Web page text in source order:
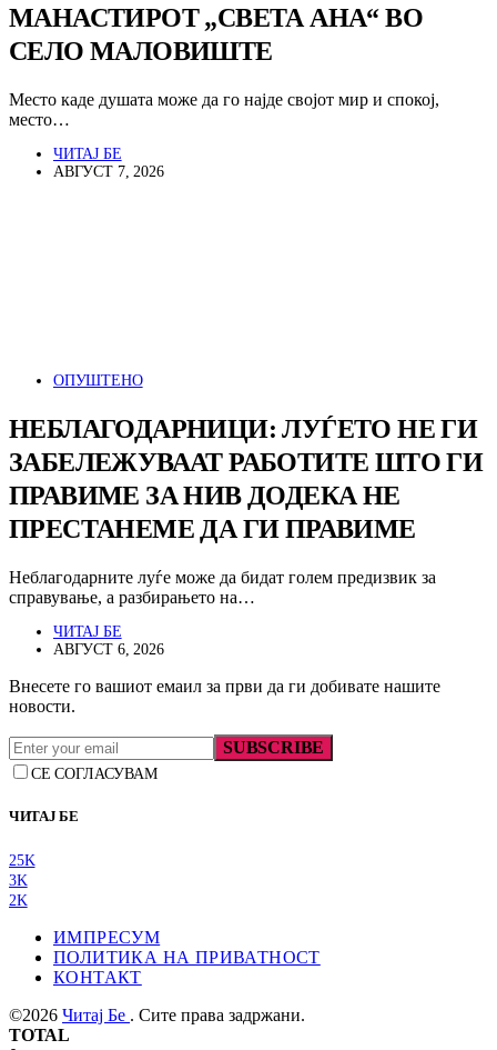
МАНАСТИРОТ „СВЕТА АНА“ ВО
СЕЛО МАЛОВИШТЕ
Место каде душата може да го најде својот мир и спокој,
место…
ЧИТАЈ БЕ
АВГУСТ 7, 2026
ОПУШТЕНО
НЕБЛАГОДАРНИЦИ: ЛУЃЕТО НЕ ГИ
ЗАБЕЛЕЖУВААТ РАБОТИТЕ ШТО ГИ
ПРАВИМЕ ЗА НИВ ДОДЕКА НЕ
ПРЕСТАНЕМЕ ДА ГИ ПРАВИМЕ
Неблагодарните луѓе може да бидат голем предизвик за
справување, а разбирањето на…
ЧИТАЈ БЕ
АВГУСТ 6, 2026
Внесете го вашиот емаил за први да ги добивате нашите
новости.
SUBSCRIBE
СЕ СОГЛАСУВАМ
ЧИТАЈ БЕ
25K
3K
2K
ИМПРЕСУМ
ПОЛИТИКА НА ПРИВАТНОСТ
КОНТАКТ
©2026 Читај Бе . Сите права задржани.
TOTAL